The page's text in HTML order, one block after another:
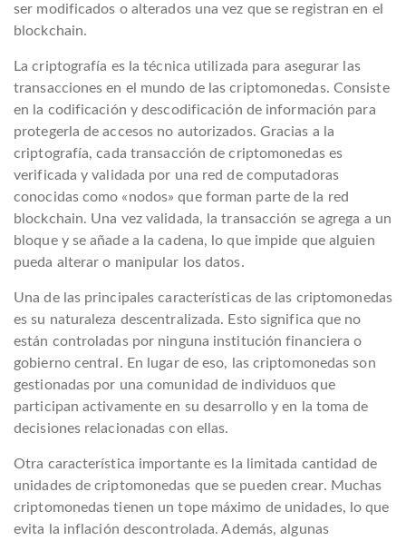
ser modificados o alterados una vez que se registran en el
blockchain.
La criptografía es la técnica utilizada para asegurar las
transacciones en el mundo de las criptomonedas. Consiste
en la codificación y descodificación de información para
protegerla de accesos no autorizados. Gracias a la
criptografía, cada transacción de criptomonedas es
verificada y validada por una red de computadoras
conocidas como «nodos» que forman parte de la red
blockchain. Una vez validada, la transacción se agrega a un
bloque y se añade a la cadena, lo que impide que alguien
pueda alterar o manipular los datos.
Una de las principales características de las criptomonedas
es su naturaleza descentralizada. Esto significa que no
están controladas por ninguna institución financiera o
gobierno central. En lugar de eso, las criptomonedas son
gestionadas por una comunidad de individuos que
participan activamente en su desarrollo y en la toma de
decisiones relacionadas con ellas.
Otra característica importante es la limitada cantidad de
unidades de criptomonedas que se pueden crear. Muchas
criptomonedas tienen un tope máximo de unidades, lo que
evita la inflación descontrolada. Además, algunas